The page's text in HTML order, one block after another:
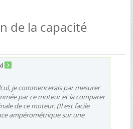
de la capacité
je commencerais par mesurer
par ce moteur et la comparer
de ce moteur. (Il est facile
ampérométrique sur une